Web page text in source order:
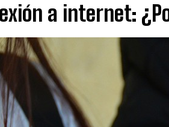
a internet: